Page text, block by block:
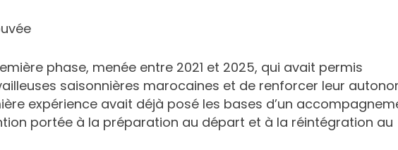
phase, menée entre 2021 et 2025, qui avait permis
saisonnières marocaines et de renforcer leur
expérience avait déjà posé les bases d’un
portée à la préparation au départ et à la réintégration au